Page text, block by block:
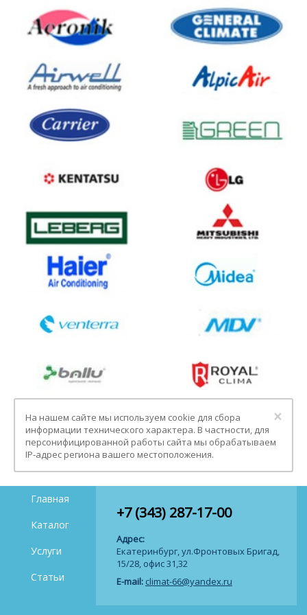
×
На нашем сайте мы используем cookie для сбора
информации технического характера. В частности, для
персонифицированной работы сайта мы обрабатываем
IP-адрес региона вашего местоположения.
+7 (343) 287-17-00
Адрес:
Екатеринбург, ул.Фронтовых Бригад,
15/28, офис 31,32
E-mail: climat-66@yandex.ru
Главная
Каталог
Услуги
Статьи